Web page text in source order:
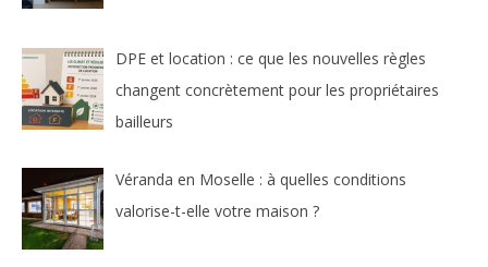
DPE et location : ce que les nouvelles règles
changent concrètement pour les propriétaires
bailleurs
Véranda en Moselle : à quelles conditions
valorise-t-elle votre maison ?